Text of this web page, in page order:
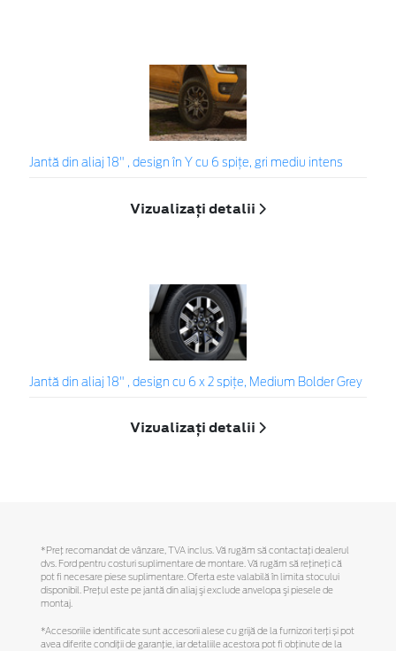
Jantă din aliaj 18" , design în Y cu 6 spițe, gri mediu intens
Vizualizați detalii
Jantă din aliaj 18" , design cu 6 x 2 spițe, Medium Bolder Grey
Vizualizați detalii
*Preţ recomandat de vânzare, TVA inclus. Vă rugăm să contactaţi dealerul
dvs. Ford pentru costuri suplimentare de montare. Vă rugăm să reţineţi că
pot fi necesare piese suplimentare. Oferta este valabilă în limita stocului
disponibil. Preţul este pe jantă din aliaj şi exclude anvelopa şi piesele de
montaj.
*Accesoriile identificate sunt accesorii alese cu grijă de la furnizori terți și pot
avea diferite condiții de garanție, iar detaliile acestora pot fi obținute de la